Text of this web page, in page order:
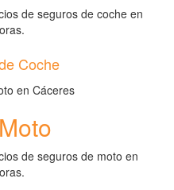
de seguros de coche en
Coche
de seguros de moto en